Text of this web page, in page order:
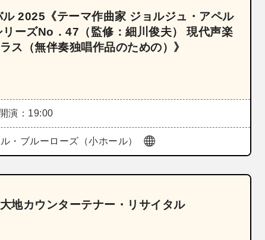
2025《テーマ作曲家 ジョルジュ・アペル
ーズNo．47（監修：細川俊夫） 現代声楽
ス（無伴奏独唱作品のための）》
開演：19:00
・ブルーローズ（小ホール）
地カウンターテナー・リサイタル